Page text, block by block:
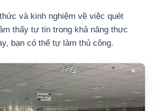
và kinh nghiệm về việc quét
thấy tự tin trong khả năng thực
bạn có thể tự làm thủ công.